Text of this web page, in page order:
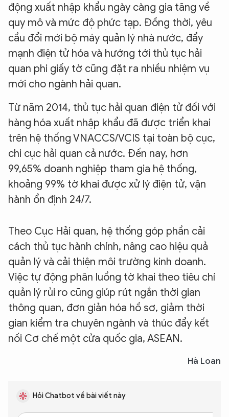
động xuất nhập khẩu ngày càng gia tăng về
quy mô và mức độ phức tạp. Đồng thời, yêu
cầu đổi mới bộ máy quản lý nhà nước, đẩy
mạnh điện tử hóa và hướng tới thủ tục hải
quan phi giấy tờ cũng đặt ra nhiều nhiệm vụ
mới cho ngành hải quan.
Từ năm 2014, thủ tục hải quan điện tử đối với
hàng hóa xuất nhập khẩu đã được triển khai
trên hệ thống VNACCS/VCIS tại toàn bộ cục,
chi cục hải quan cả nước. Đến nay, hơn
99,65% doanh nghiệp tham gia hệ thống,
khoảng 99% tờ khai được xử lý điện tử, vận
hành ổn định 24/7.
Theo Cục Hải quan, hệ thống góp phần cải
cách thủ tục hành chính, nâng cao hiệu quả
quản lý và cải thiện môi trường kinh doanh.
Việc tự động phân luồng tờ khai theo tiêu chí
quản lý rủi ro cũng giúp rút ngắn thời gian
thông quan, đơn giản hóa hồ sơ, giảm thời
gian kiểm tra chuyên ngành và thúc đẩy kết
nối Cơ chế một cửa quốc gia, ASEAN.
Hà Loan
Hỏi Chatbot về bài viết này